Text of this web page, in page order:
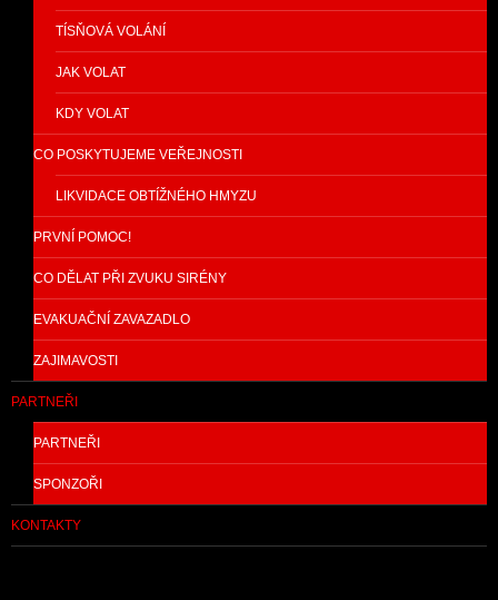
TÍSŇOVÁ VOLÁNÍ
JAK VOLAT
KDY VOLAT
CO POSKYTUJEME VEŘEJNOSTI
LIKVIDACE OBTÍŽNÉHO HMYZU
PRVNÍ POMOC!
CO DĚLAT PŘI ZVUKU SIRÉNY
EVAKUAČNÍ ZAVAZADLO
ZAJIMAVOSTI
PARTNEŘI
PARTNEŘI
SPONZOŘI
KONTAKTY